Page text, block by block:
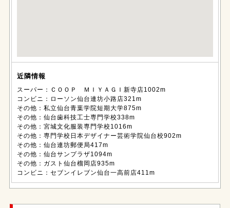
近隣情報
スーパー：ＣＯＯＰ ＭＩＹＡＧＩ新寺店1002m
コンビニ：ローソン仙台連坊小路店321m
その他：私立仙台青葉学院短期大学875m
その他：仙台歯科技工士専門学校338m
その他：宮城文化服装専門学校1016m
その他：専門学校日本デザイナー芸術学院仙台校902m
その他：仙台連坊郵便局417m
その他：仙台サンプラザ1094m
その他：ガスト仙台榴岡店935m
コンビニ：セブンイレブン仙台一高前店411m